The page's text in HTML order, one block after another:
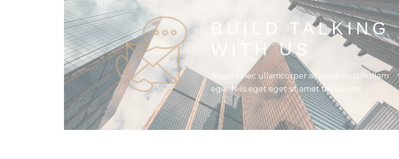
BUILD TALKING
WITH US
Aliquet nec ullamcorper sit amet risus nullam
eget felis eget eget sit amet tellus cras.